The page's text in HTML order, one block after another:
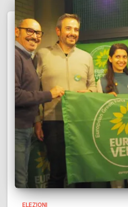
ELEZIONI